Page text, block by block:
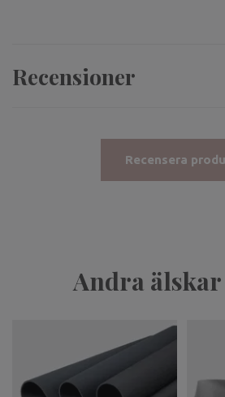
Recensioner
Recensera
Andra älskar